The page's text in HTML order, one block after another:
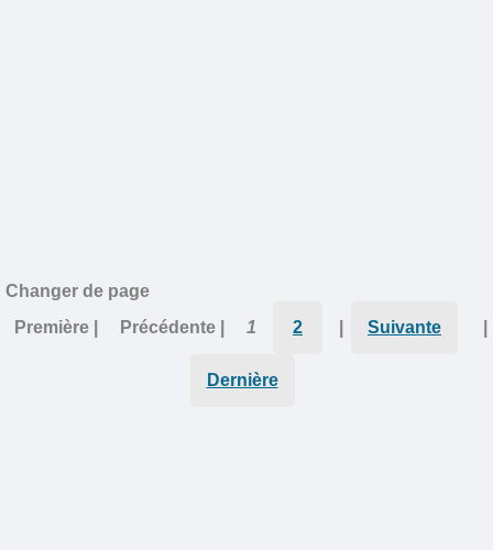
Changer de page
Première |
Précédente | 1 2 Suivante
Dernière